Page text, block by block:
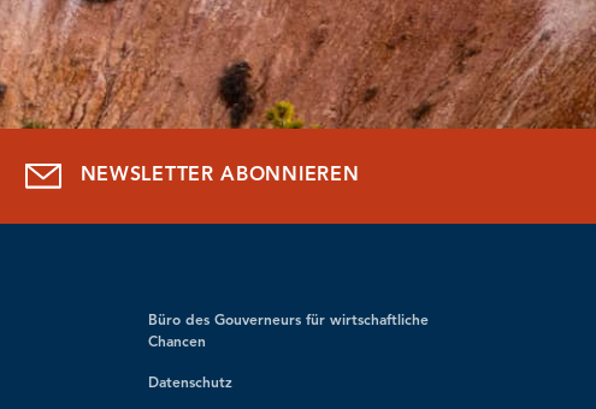
NEWSLETTER ABONNIEREN
Büro des Gouverneurs für wirtschaftliche
Chancen
Datenschutz